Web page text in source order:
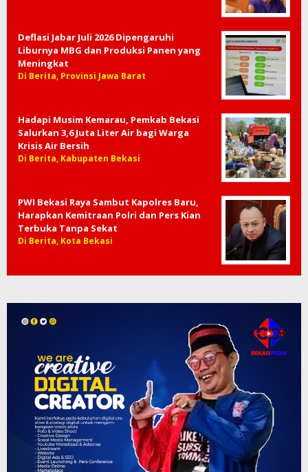
Deflasi Jabar Juli 2026 Dipengaruhi
Liburnya MBG dan Produksi Panen yang
Meningkat
Di Berita, Provinsi Jawa Barat
Hadapi Musim Kemarau, Pemkab Bekasi
Salurkan 3,6 Juta Liter Air bagi Warga
Krisis Air Bersih
Di Berita, Kabupaten Bekasi
PWI Bekasi Raya Sambut Kapolres Baru,
Harapkan Kemitraan Polri dan Pers Kian
Terbuka Tanpa Sekat
Di Berita, Kota Bekasi